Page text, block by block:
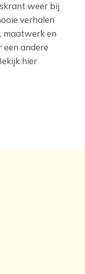
weer bij
verhalen
maatwerk en
een andere
hier